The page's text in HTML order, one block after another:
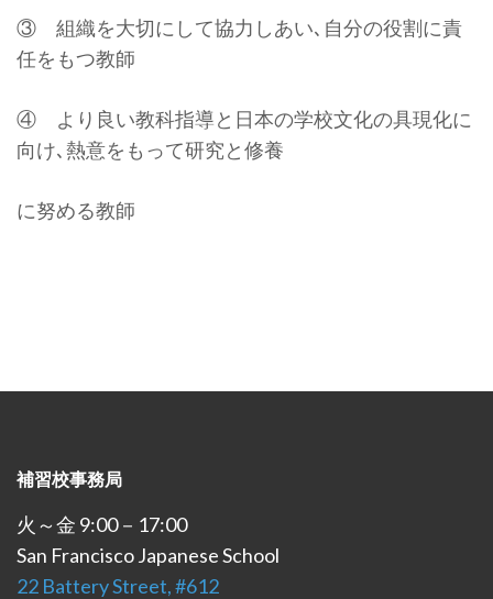
③ 組織を大切にして協力しあい､自分の役割に責
任をもつ教師
④ より良い教科指導と日本の学校文化の具現化に
向け､熱意をもって研究と修養
に努める教師
補習校事務局
火～金 9:00－17:00
San Francisco Japanese School
22 Battery Street, #612